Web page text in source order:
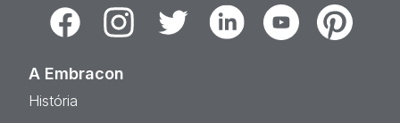
FacebookInstagramTwitter LinkedinYoutubePinterest
A Embracon
História